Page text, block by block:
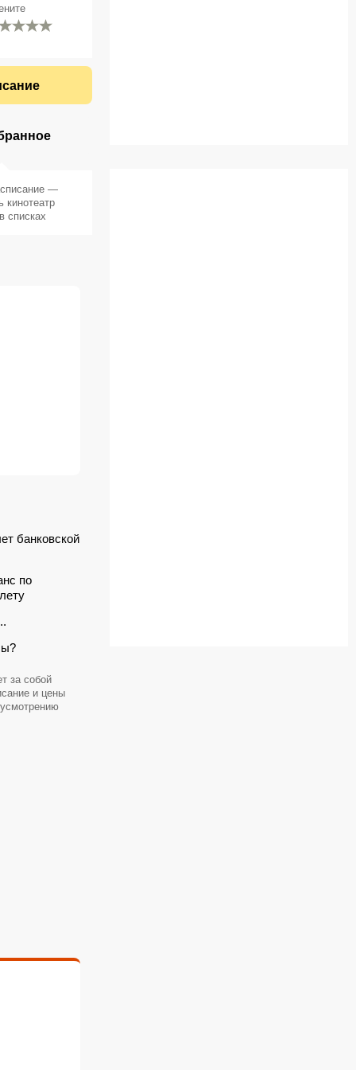
—
кинотеатр
списках
банковской
по
за собой
и цены